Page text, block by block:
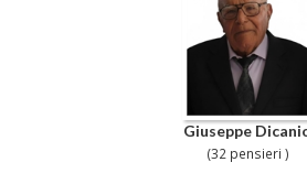
Giuseppe
(32 pensieri )